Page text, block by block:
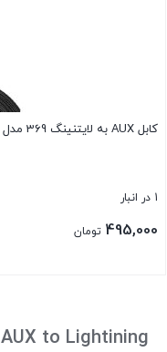
کابل AUX به لایتنینگ 369 مدل F7
1 در انبار
495,000 تومان
AUX to Lightining